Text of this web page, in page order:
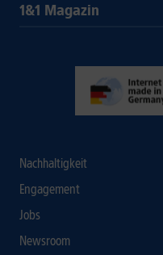
1&1 Magazin
Nachhaltigkeit
Engagement
Jobs
Newsroom